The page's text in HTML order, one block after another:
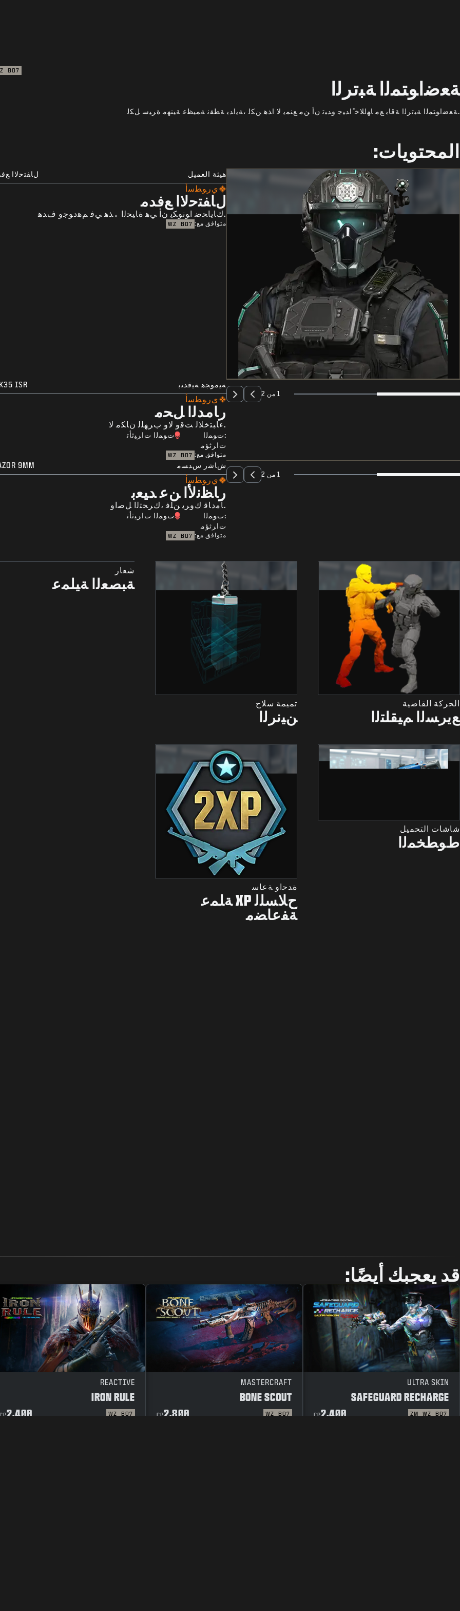
BO7
ﺔﻌﺿﺍﻮﺘﻤﻟﺍ ﺔﺒﺗﺮﻟﺍ
.ﺔﻌﺿﺍﻮﺘﻤﻟﺍ ﺔﺒﺗﺮﻟﺍ ﺔﻗﺎﺑ ﻊﻣ ﺎﻬﻟﻼﺧ ًﺍﺪﻴﺟ ﻭﺪﺒﺗ ﻥﺃ ﻦﻣ ﻊﻨﻤﻳ ﻻ ﺍﺬﻫ ﻦﻜﻟ ،ﺔﻳﺍﺪﺑ ﺔﻄﻘﻧ ﺔﻤﻴﻈﻋ ﺔﻴﻨﻬﻣ ﺓﺮﻴﺳ ﻞﻜﻟ
المحتويات:
هيئة العميل ﻝﺎﻔﺘﺣﻻﺍ
ﻱﺭﻮﻄﺳﺃ
ﻝﺎﻔﺘﺣﻻﺍ ﻊﻓﺪﻣ
.ﻙﺎﻳﺎﺤﺿ ﺍﻮﻧﻮﻜﻳ ﻥﺃ ﻲﻫ ﺓﺎﻴﺤﻟﺍ ﮦﺬﻫ ﻲﻓ ﻢﻫﺩﻮﺟﻭ ﻑﺪﻫ
متوافق مع: BO7
WZ
1 من 2
ﺔﻴﻣﻮﺠﻫ ﺔﻴﻗﺪﻨﺑ ISR
ﻱﺭﻮﻄﺳﺃ
ﺭﺎﻣﺪﻟﺍ ﻞﺤﻣ
.ءﺎﺒﺘﺧﻼﻟ ﺖﻗﻭ ﻻﻭ ﺏﺮﻬﻠﻟ ﻥﺎﻜﻣ ﻻ
:ﺕﻮﻤﻟﺍ
ﺕﺍﺮﺛﺆﻣ
ﺕﻮﻤﻟﺍ ﺕﺍﺮﻴﺛﺄﺗ
متوافق مع: BO7
WZ
1 من 2
ﺵﺎﺷﺭ ﺱﺪﺴﻣ 9MM
ﻱﺭﻮﻄﺳﺃ
ﺭﺎﻈﻧﻷﺍ ﻦﻋ ﺪﻴﻌﺑ
.ﺎًﻣﺩﺎﻗ ﻙﻭﺮﻳ ﻦﻠﻓ ،ﻙﺮﺤﺘﻟﺍ ﻞﺻﺍﻭ
:ﺕﻮﻤﻟﺍ
ﺕﺍﺮﺛﺆﻣ
ﺕﻮﻤﻟﺍ ﺕﺍﺮﻴﺛﺄﺗ
متوافق مع: BO7
WZ
الحركة القاضية
ﻊﻳﺮﺴﻟﺍ ﻢﻴﻘﻠﺘﻟﺍ
تميمة سلاح
ﻦﻴﻧﺮﻟﺍ
شعار
ﺔﺒﺼﻌﻟﺍ ﺔﻴﻠﻤﻋ
شاشات التحميل
ﻁﻮﻄﺨﻤﻟﺍ
ﺓﺪﺣﺍﻭ ﺔﻋﺎﺳ
ﺡﻼﺴﻠﻟ XP ﺔﻠﻤﻋ
ﺔﻔﻋﺎﻀﻣ
قد يعجبك أيضًا:
ULTRA SKIN
SAFEGUARD RECHARGE
BO7
WZ
ZM
2,400
CP
MASTERCRAFT
BONE SCOUT
BO7
WZ
2,800
CP
REACTIVE
IRON RULE
BO7
WZ
2,400
CP